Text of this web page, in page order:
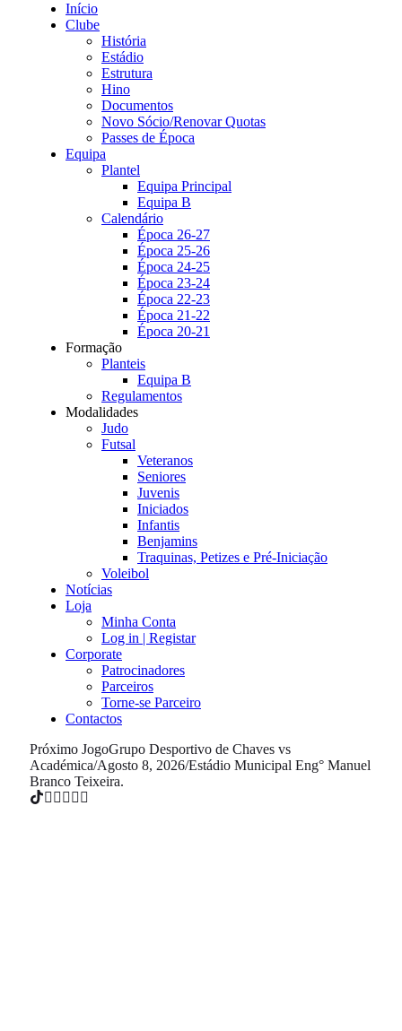
Início
Clube
História
Estádio
Estrutura
Hino
Documentos
Novo Sócio/Renovar Quotas
Passes de Época
Equipa
Plantel
Equipa Principal
Equipa B
Calendário
Época 26-27
Época 25-26
Época 24-25
Época 23-24
Época 22-23
Época 21-22
Época 20-21
Formação
Planteis
Equipa B
Regulamentos
Modalidades
Judo
Futsal
Veteranos
Seniores
Juvenis
Iniciados
Infantis
Benjamins
Traquinas, Petizes e Pré-Iniciação
Voleibol
Notícias
Loja
Minha Conta
Log in | Registar
Corporate
Patrocinadores
Parceiros
Torne-se Parceiro
Contactos
Próximo JogoGrupo Desportivo de Chaves vs
Académica/Agosto 8, 2026/Estádio Municipal Eng° Manuel
Branco Teixeira.